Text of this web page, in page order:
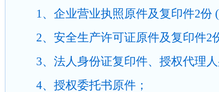
1 、企业营业执照原件及复印件2份 (
2、安全生产许可证原件及复印件2
3、法人身份证复印件、授权代理
4、授权委托书原件；